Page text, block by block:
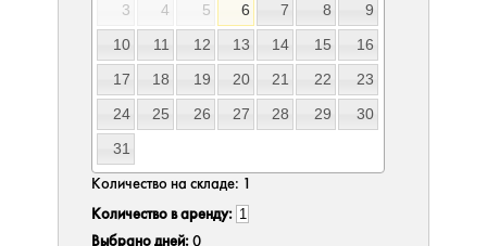
3
4 5 6 7 8
9
10
11 12 13 14 15
16
17
18 19 20 21 22
23
24
25 26 27 28 29
30
31
Количество на складе:
Количество в аренду:
Выбрано дней: 0